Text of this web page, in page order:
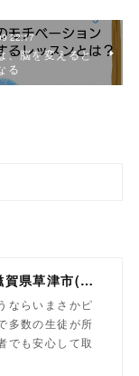
22:17
、脳を変えると
る
いまさかピアノ教室 | 滋賀県草津市(南草津)のピアノ教室
ならいまさかピ
多数の生徒が所
でも安心して取